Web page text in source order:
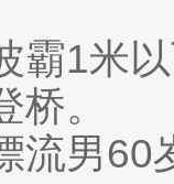
霸1米
桥。
流男60